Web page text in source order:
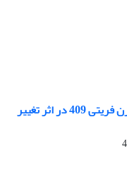
تحولات بافت بلوری لوله های فولاد زنگ نزن فریتی 409 در اثر تغییر